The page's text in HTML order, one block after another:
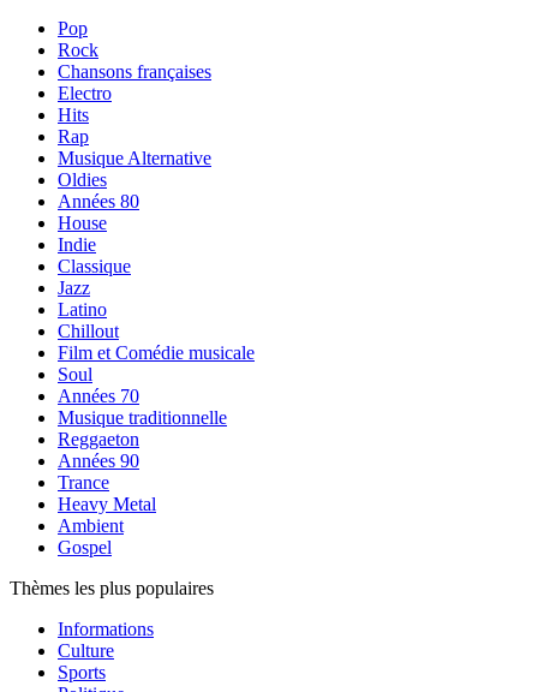
Pop
Rock
Chansons françaises
Electro
Hits
Rap
Musique Alternative
Oldies
Années 80
House
Indie
Classique
Jazz
Latino
Chillout
Film et Comédie musicale
Soul
Années 70
Musique traditionnelle
Reggaeton
Années 90
Trance
Heavy Metal
Ambient
Gospel
Thèmes les plus populaires
Informations
Culture
Sports